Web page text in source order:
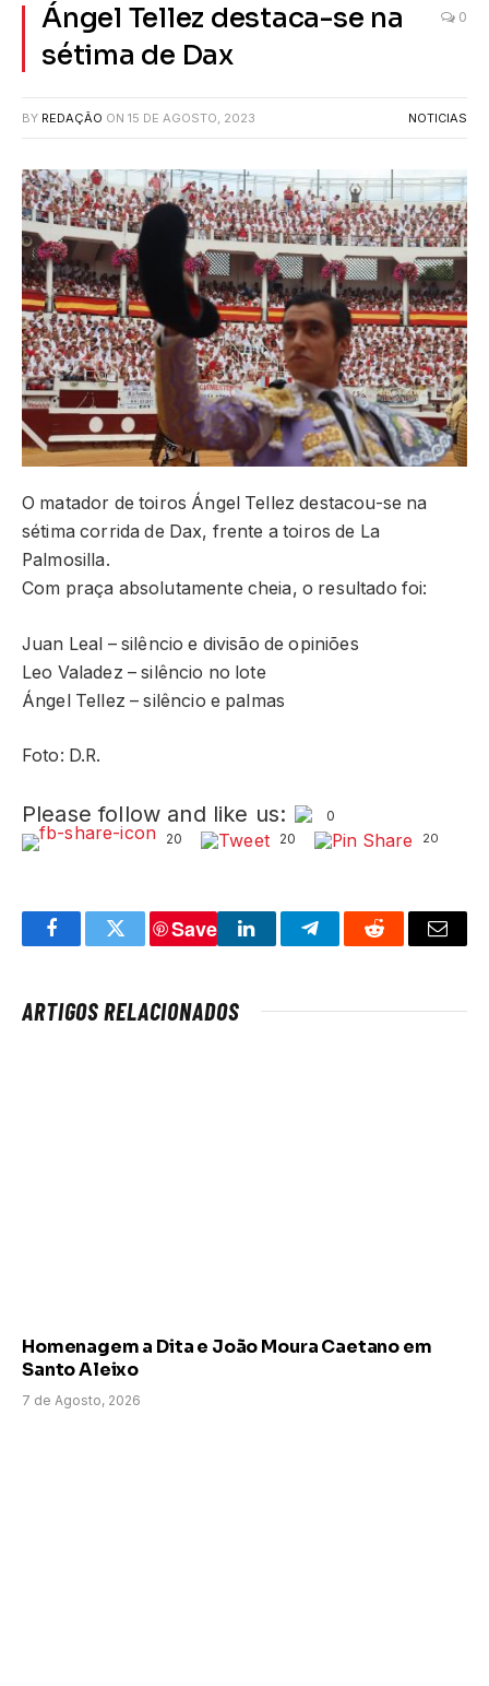
Ángel Tellez destaca-se na
sétima de Dax
0
BY REDAÇÃO ON 15 DE AGOSTO, 2023 NOTICIAS
O matador de toiros Ángel Tellez destacou-se na
sétima corrida de Dax, frente a toiros de La
Palmosilla.
Com praça absolutamente cheia, o resultado foi:
Juan Leal – silêncio e divisão de opiniões
Leo Valadez – silêncio no lote
Ángel Tellez – silêncio e palmas
Foto: D.R.
Please follow and like us:
0
20
20 20
FacebookTwitter
Save
LinkedInTelegramReddit Email
ARTIGOS RELACIONADOS
Homenagem a Dita e João Moura Caetano em
Santo Aleixo
7 de Agosto, 2026